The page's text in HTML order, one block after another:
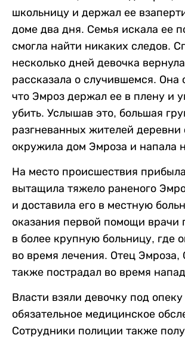
школьницу и держал ее
доме два дня. Семья искала ее
смогла найти никаких следов.
несколько дней девочка
рассказала о случившемся. Она
что Эмроз держал ее в плену и
убить. Услышав это, большая
разгневанных жителей деревни
окружила дом Эмроза и напала
На место происшествия
вытащила тяжело раненого
и доставила его в местную
оказания первой помощи врачи
в более крупную больницу, где
во время лечения. Отец Эмроза,
также пострадал во время
Власти взяли девочку под
обязательное медицинское
Сотрудники полиции также